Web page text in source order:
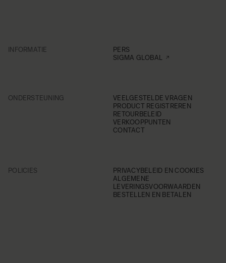
INFORMATIE
PERS
SIGMA GLOBAL
ONDERSTEUNING
VEELGESTELDE VRAGEN
PRODUCT REGISTREREN
RETOURBELEID
VERKOOPPUNTEN
CONTACT
POLICIES
PRIVACYBELEID EN COOKIES
ALGEMENE
LEVERINGSVOORWAARDEN
BESTELLEN EN BETALEN